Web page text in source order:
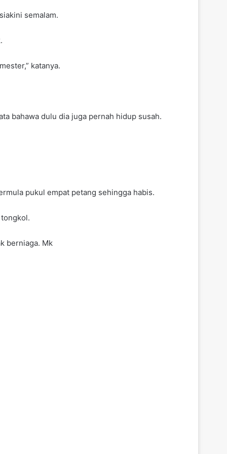
semalam.
katanya.
bahawa dulu dia juga pernah hidup susah.
pukul empat petang sehingga habis.
berniaga. Mk